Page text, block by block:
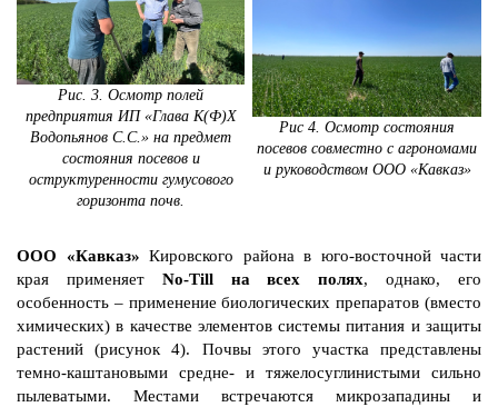
Рис. 3. Осмотр полей
предприятия ИП «Глава К(Ф)Х
Водопьянов С.С.» на предмет
состояния посевов и
оструктуренности гумусового
горизонта почв.
Рис 4. Осмотр состояния
посевов совместно с агрономами
и руководством ООО «Кавказ»
ООО «Кавказ» Кировского района в юго-восточной части
края применяет No-Till на всех полях, однако, его
особенность – применение биологических препаратов (вместо
химических) в качестве элементов системы питания и защиты
растений (рисунок 4). Почвы этого участка представлены
темно-каштановыми средне- и тяжелосуглинистыми сильно
пылеватыми. Местами встречаются микрозападины и